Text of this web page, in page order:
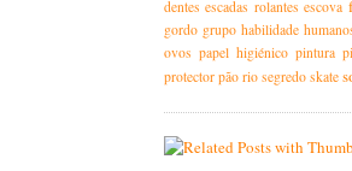
dentes escadas rolantes escova
gordo grupo habilidade
ovos papel higiénico pintura
protector pão rio segredo skate